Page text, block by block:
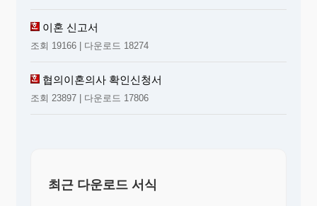
이혼 신고서
조회 19166 | 다운로드 18274
협의이혼의사 확인신청서
조회 23897 | 다운로드 17806
최근 다운로드 서식